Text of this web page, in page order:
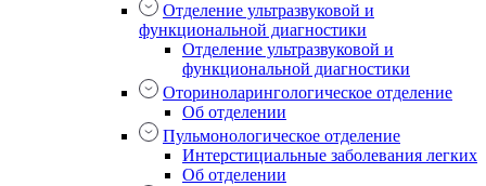
Отделение ультразвуковой и
функциональной диагностики
Отделение ультразвуковой и
функциональной диагностики
Оториноларингологическое отделение
Об отделении
Пульмонологическое отделение
Интерстициальные заболевания легких
Об отделении